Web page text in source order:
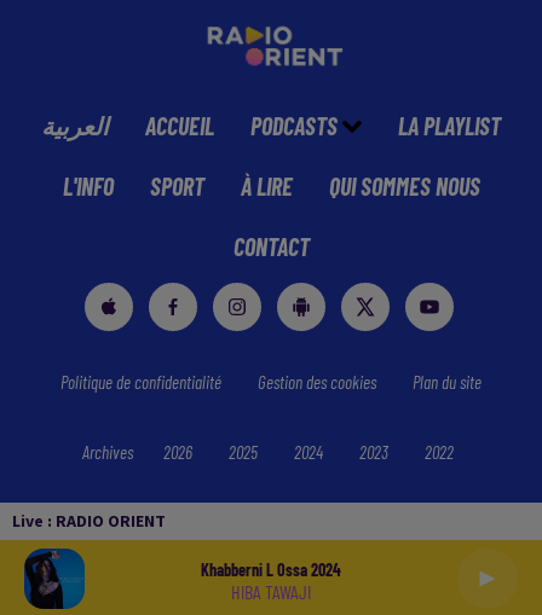
Live : RADIO ORIENT
Khabberni L Ossa 2024
HIBA TAWAJI
العربية ACCUEIL PODCASTS LA PLAYLIST
L'INFO SPORT À LIRE QUI SOMMES NOUS
CONTACT
Politique de confidentialité Gestion des cookies Plan du site
Archives 2026 2025 2024 2023 2022